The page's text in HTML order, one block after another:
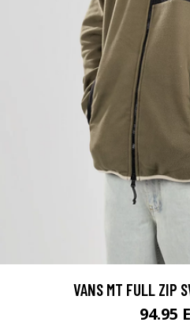
VANS MT FULL ZIP
94.95